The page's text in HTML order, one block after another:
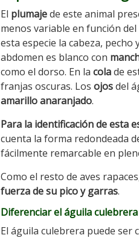
El plumajede este animal
menos variable en función
esta especie la cabeza,
abdomen es blanco con
como el dorso. En la colade
franjas oscuras. Los ojosdel
amarilloanaranjado.
Para la identificación de esta
cuenta la forma redondeada
fácilmente remarcable en
Como el resto de aves
fuerza de su pico y garras.
Diferenciar el águila
El águila culebrera puede ser